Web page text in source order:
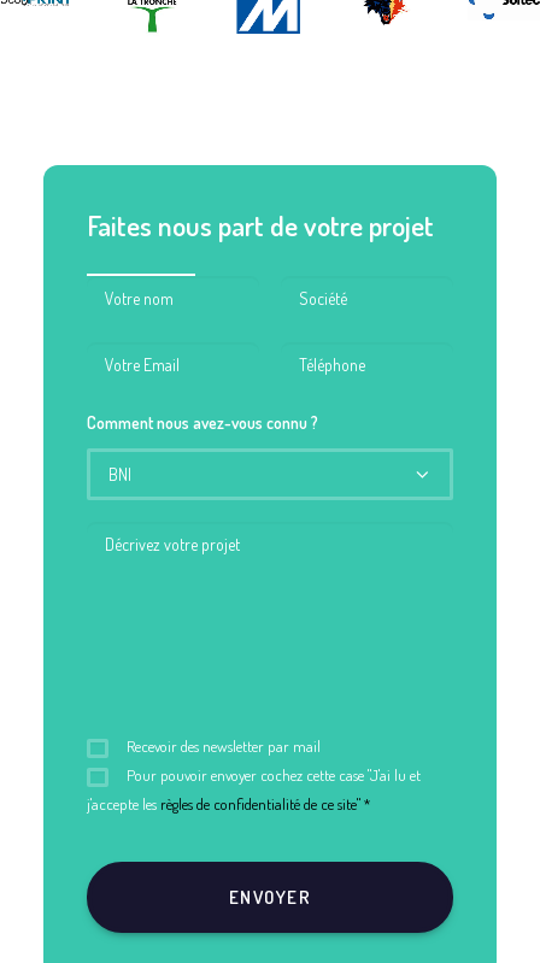
Faites nous part de votre projet
Comment nous avez-vous connu ?
Recevoir des newsletter par mail
Pour pouvoir envoyer cochez cette case "J'ai lu et
j'accepte les règles de confidentialité de ce site" *